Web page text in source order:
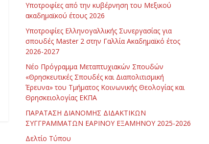
Υποτροφίες από την κυβέρνηση του Μεξικού
ακαδημαϊκού έτους 2026
Υποτροφίες Ελληνογαλλικής Συνεργασίας για
σπουδές Master 2 στην Γαλλία Ακαδημαϊκό έτος
2026-2027
Νέο Πρόγραμμα Μεταπτυχιακών Σπουδών
«Θρησκευτικές Σπουδές και Διαπολιτισμική
Έρευνα» του Τμήματος Κοινωνικής Θεολογίας και
Θρησκειολογίας ΕΚΠΑ
ΠΑΡΑΤΑΣΗ ΔΙΑΝΟΜΗΣ ΔΙΔΑΚΤΙΚΩΝ
ΣΥΓΓΡΑΜΜΑΤΩΝ ΕΑΡΙΝΟΥ ΕΞΑΜΗΝΟΥ 2025-2026
Δελτίο Τύπου